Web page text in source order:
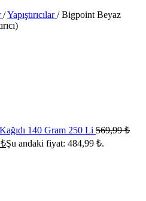
/Yapıştırıcılar/ Bigpoint Beyaz
140 Gram 250 Li 569,99₺
₺Şu andaki fiyat: 484,99 ₺.